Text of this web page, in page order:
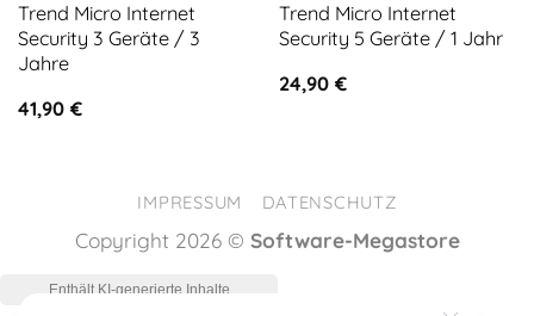
Trend Micro Internet
Security 3 Geräte / 3
Jahre
41,90 €
Trend Micro Internet
Security 5 Geräte / 1 Jahr
24,90 €
IMPRESSUM DATENSCHUTZ
Copyright 2026 © Software-Megastore